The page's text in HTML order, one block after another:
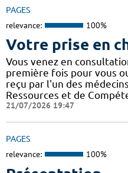
PAGES
relevance: 100%
Votre prise en
Vous venez en
première fois pour vous
reçu par l'un des
Ressources et de
21/07/2026 19:47
PAGES
relevance: 100%